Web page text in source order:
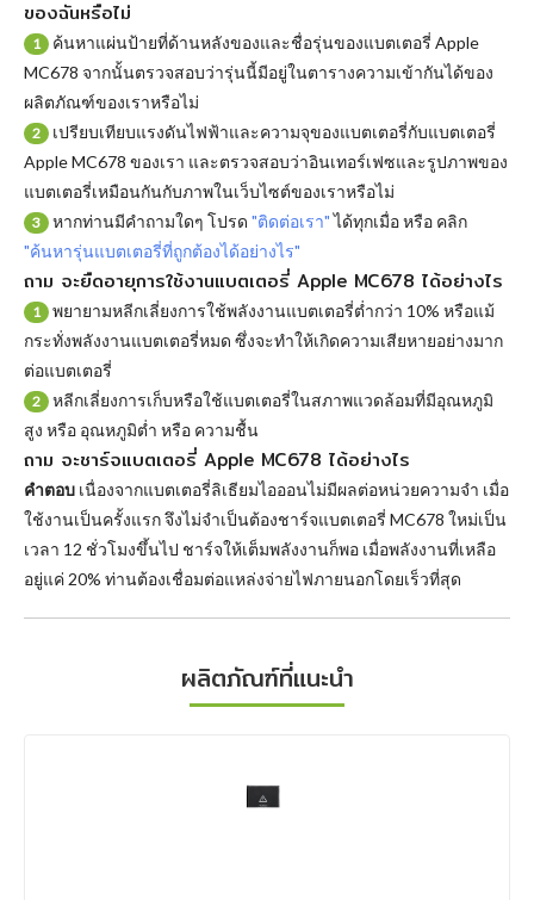
ของฉันหรือไม่
1
ค้นหาแผ่นป้ายที่ด้านหลังของและชื่อรุ่นของแบตเตอรี่ Apple
MC678 จากนั้นตรวจสอบว่ารุ่นนี้มีอยู่ในตารางความเข้ากันได้ของ
ผลิตภัณฑ์ของเราหรือไม่
2
เปรียบเทียบแรงดันไฟฟ้าและความจุของแบตเตอรี่กับแบตเตอรี่
Apple MC678 ของเรา และตรวจสอบว่าอินเทอร์เฟซและรูปภาพของ
แบตเตอรี่เหมือนกันกับภาพในเว็บไซต์ของเราหรือไม่
3 หากท่านมีคำถามใดๆ โปรด "ติดต่อเรา"ได้ทุกเมื่อ หรือ คลิก
"ค้นหารุ่นแบตเตอรี่ที่ถูกต้องได้อย่างไร"
ถาม จะยืดอายุการใช้งานแบตเตอรี่ Apple MC678 ได้อย่างไร
1
พยายามหลีกเลี่ยงการใช้พลังงานแบตเตอรี่ต่ำกว่า 10% หรือแม้
กระทั่งพลังงานแบตเตอรี่หมด ซึ่งจะทำให้เกิดความเสียหายอย่างมาก
ต่อแบตเตอรี่
2
หลีกเลี่ยงการเก็บหรือใช้แบตเตอรี่ในสภาพแวดล้อมที่มีอุณหภูมิ
สูง หรือ อุณหภูมิต่ำ หรือ ความชื้น
ถาม จะชาร์จแบตเตอรี่ Apple MC678 ได้อย่างไร
คำตอบ เนื่องจากแบตเตอรี่ลิเธียมไอออนไม่มีผลต่อหน่วยความจำ เมื่อ
ใช้งานเป็นครั้งแรก จึงไม่จำเป็นต้องชาร์จแบตเตอรี่ MC678 ใหม่เป็น
เวลา 12 ชั่วโมงขึ้นไป ชาร์จให้เต็มพลังงานก็พอ เมื่อพลังงานที่เหลือ
อยู่แค่ 20% ท่านต้องเชื่อมต่อแหล่งจ่ายไฟภายนอกโดยเร็วที่สุด
ผลิตภัณฑ์ที่แนะนำ